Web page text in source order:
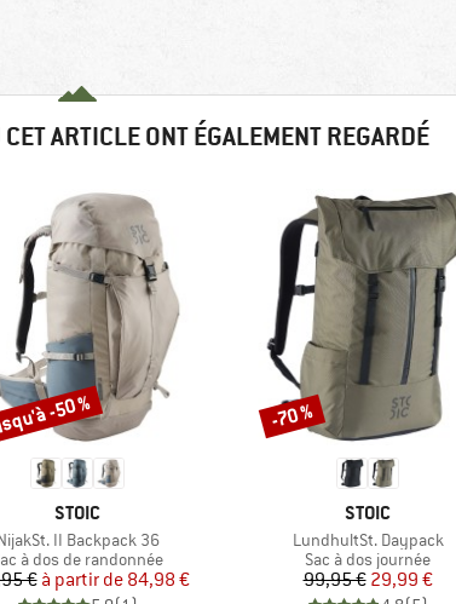
ARTICLE ONT ÉGALEMENT REGARDÉ
MARQUE
STOIC
II Backpack 36
group
à dos de randonnée
Prix
€ Prix réduit
à partir de 84,98 €
-50 %
MARQUE
STOIC
Article
LundhultSt. Daypack
Product group
Sac à dos journée
Prix
99,95 €Prix réduit
29,99 €
Remise
-70 %